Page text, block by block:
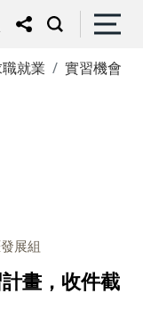
就業
實習機會
展組
畫，收件截